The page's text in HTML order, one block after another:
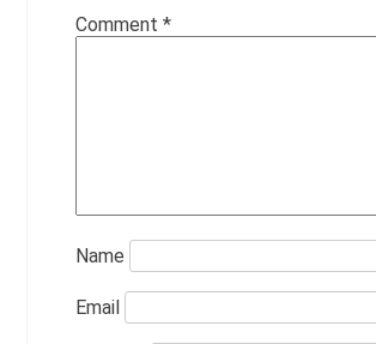
Comment *
Name
Email